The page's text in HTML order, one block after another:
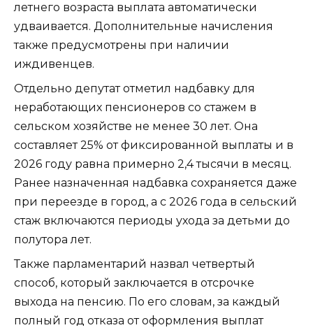
летнего возраста выплата автоматически
удваивается. Дополнительные начисления
также предусмотрены при наличии
иждивенцев.
Отдельно депутат отметил надбавку для
неработающих пенсионеров со стажем в
сельском хозяйстве не менее 30 лет. Она
составляет 25% от фиксированной выплаты и в
2026 году равна примерно 2,4 тысячи в месяц.
Ранее назначенная надбавка сохраняется даже
при переезде в город, а с 2026 года в сельский
стаж включаются периоды ухода за детьми до
полутора лет.
Также парламентарий назвал четвертый
способ, который заключается в отсрочке
выхода на пенсию. По его словам, за каждый
полный год отказа от оформления выплат